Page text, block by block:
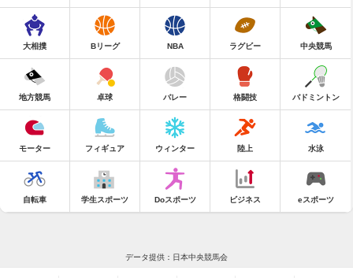
大相撲 Bリーグ NBA ラグビー 中央競馬
地方競馬 卓球 バレー 格闘技 バドミントン
モーター フィギュア ウィンター 陸上 水泳
自転車 学生スポーツ Doスポーツ ビジネス eスポーツ
データ提供：日本中央競馬会